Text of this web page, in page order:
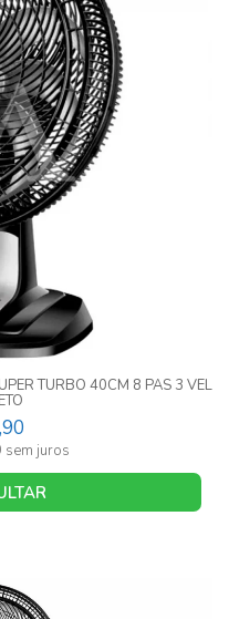
TURBO 40CM 8 PAS 3 VEL
sem juros